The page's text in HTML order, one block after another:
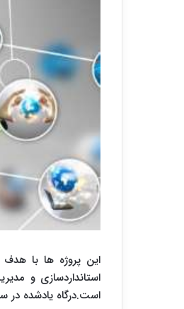
این پروژه ها با
استانداردسازی و
است.درگاه یادشده در